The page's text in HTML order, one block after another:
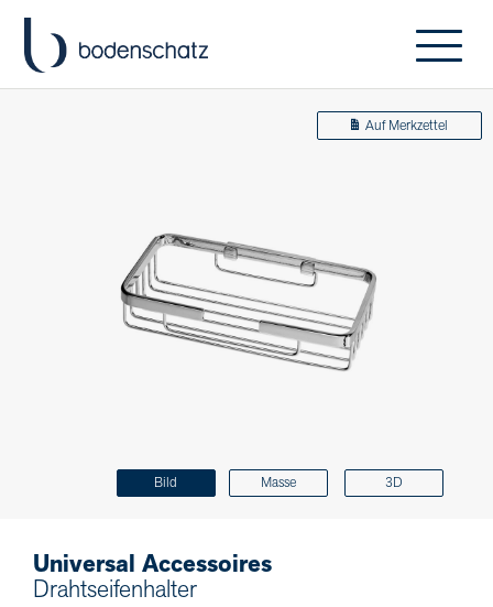
Bild Masse 3D
Auf Merkzettel
Universal Accessoires
Drahtseifenhalter